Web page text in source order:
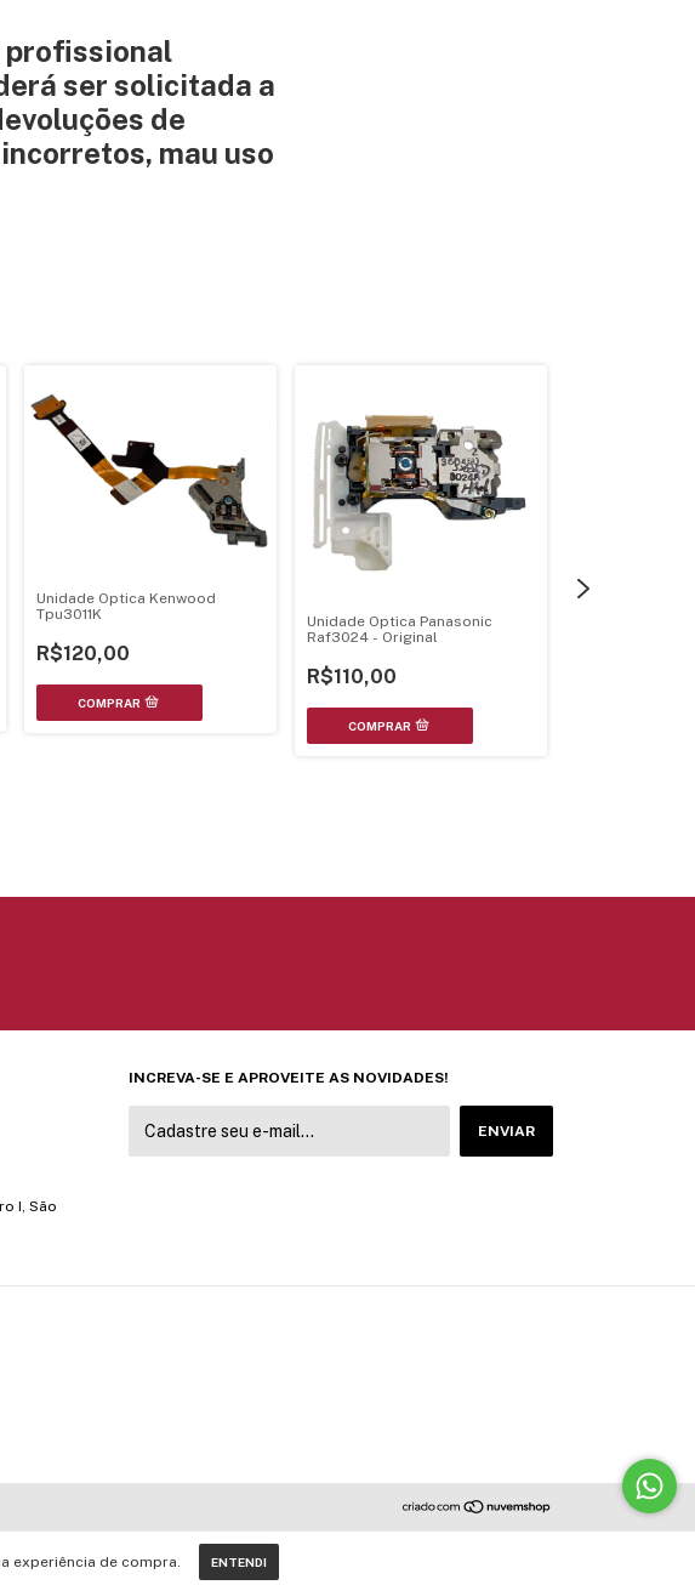
experiência de compra. ENTENDI
profissional
ser solicitada a
de
mau uso
Unidade Optica Kenwood
Tpu3011K
R$120,00
Unidade Optica Panasonic
Raf3024 - Original
R$110,00
I, São
INCREVA-SE E APROVEITE AS NOVIDADES!